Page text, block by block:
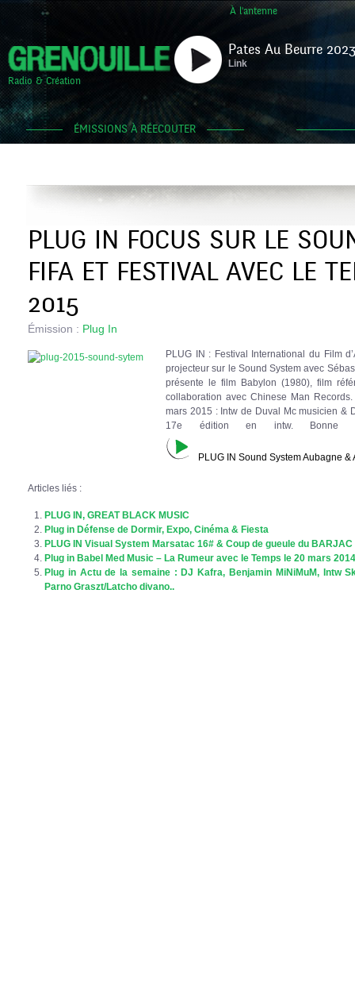
À l'antenne
Radio & Création
Pates Au Beurre
Link
ÉMISSIONS À RÉECOUTER
PLUG IN FOCUS SUR LE
FIFA ET FESTIVAL AVEC LE
2015
Émission : Plug In
PLUG IN : Festival International du Film
projecteur sur le Sound System avec
présente le film Babylon (1980), film
collaboration avec Chinese Man
mars 2015 : Intw de Duval Mc musicien &
17e édition en
PLUG IN Sound System Aubagne &
Articles liés :
PLUG IN, GREAT BLACK MUSIC
Plug in Défense de Dormir, Expo, Cinéma & Fiesta
PLUG IN Visual System Marsatac 16# & Coup de gueule du
Plug in Babel Med Music – La Rumeur avec le Temps le 20 mars
Plug in Actu de la semaine : DJ Kafra, Benjamin MiNiMuM, Intw
Parno Graszt/Latcho divano..